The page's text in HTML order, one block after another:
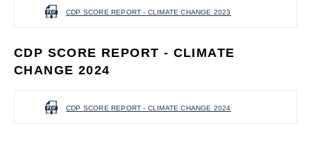
CDP SCORE REPORT - CLIMATE CHANGE 2023
CDP SCORE REPORT - CLIMATE
CHANGE 2024
CDP SCORE REPORT - CLIMATE CHANGE 2024